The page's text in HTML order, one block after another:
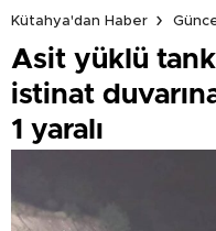
Kütahya'dan Haber
Asit yüklü
istinat
1 yaralı